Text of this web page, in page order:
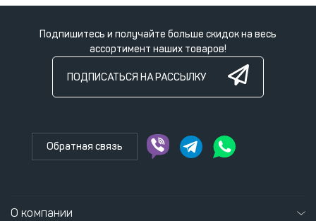
Подпишитесь и получайте больше скидок на весь
ассортимент наших товаров!
ПОДПИСАТЬСЯ НА РАССЫЛКУ
Обратная связь
О компании